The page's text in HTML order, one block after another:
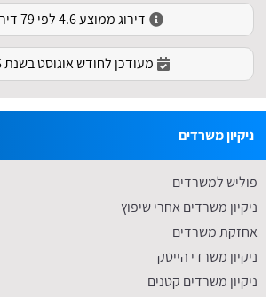
דירוג ממוצע 4.6 לפי 79 דירוגים
מעודכן לחודש אוגוסט בשנת 2026
ניקיון משרדים
פוליש למשרדים
ניקיון משרדים אחרי שיפוץ
אחזקת משרדים
ניקיון משרדי הייטק
ניקיון משרדים קטנים